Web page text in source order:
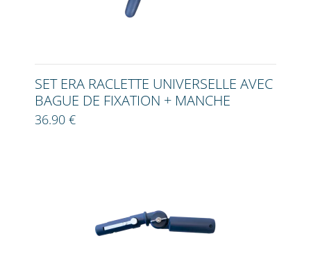
SET ERA RACLETTE UNIVERSELLE AVEC
BAGUE DE FIXATION + MANCHE
36.90 €